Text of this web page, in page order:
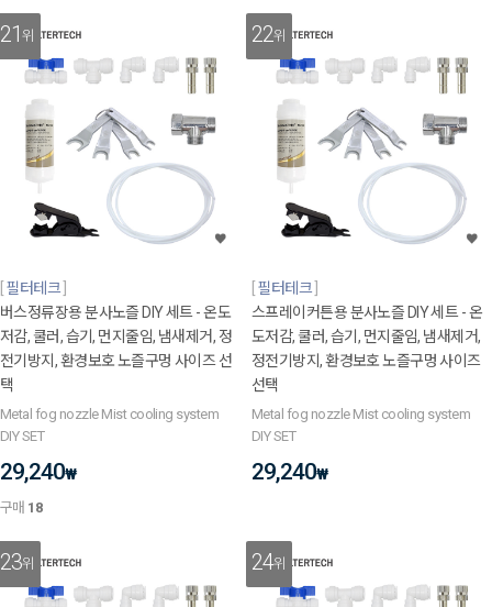
21위
필터테크
버스정류장용 분사노즐 DIY 세트 - 온도
저감, 쿨러, 습기, 먼지줄임, 냄새제거, 정
전기방지, 환경보호 노즐구멍 사이즈 선
택
Metal fog nozzle Mist cooling system
DIY SET
29,240₩
구매 18
22위
필터테크
스프레이커튼용 분사노즐 DIY 세트 - 온
도저감, 쿨러, 습기, 먼지줄임, 냄새제거,
정전기방지, 환경보호 노즐구멍 사이즈
선택
Metal fog nozzle Mist cooling system
DIY SET
29,240₩
23위 24위